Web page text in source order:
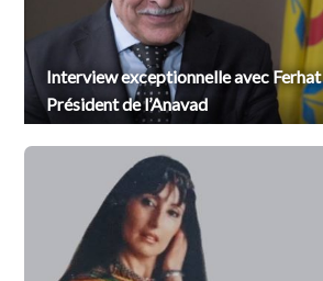
Interview exceptionnelle avec
Président de l’Anavad